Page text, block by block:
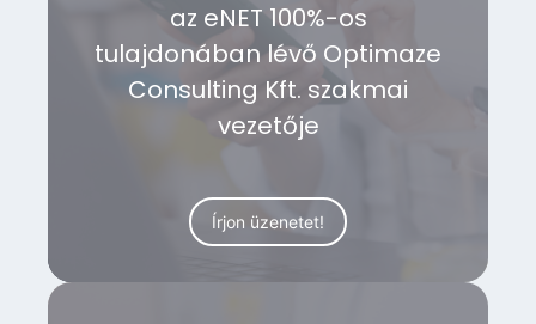
az eNET 100%-os
tulajdonában lévő Optimaze
Consulting Kft. szakmai
vezetője
Írjon üzenetet!